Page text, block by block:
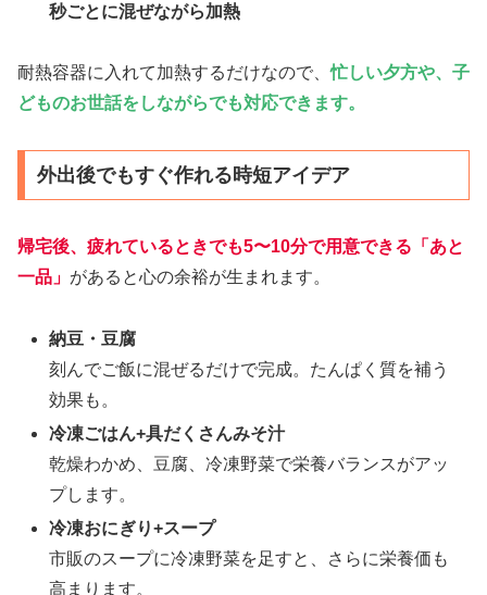
秒ごとに混ぜながら加熱
耐熱容器に入れて加熱するだけなので、忙しい夕方や、子
どものお世話をしながらでも対応できます。
外出後でもすぐ作れる時短アイデア
帰宅後、疲れているときでも5〜10分で用意できる「あと
一品」 があると心の余裕が生まれます。
納豆・豆腐
刻んでご飯に混ぜるだけで完成。たんぱく質を補う
効果も。
冷凍ごはん+具だくさんみそ汁
乾燥わかめ、豆腐、冷凍野菜で栄養バランスがアッ
プします。
冷凍おにぎり+スープ
市販のスープに冷凍野菜を足すと、さらに栄養価も
高まります。